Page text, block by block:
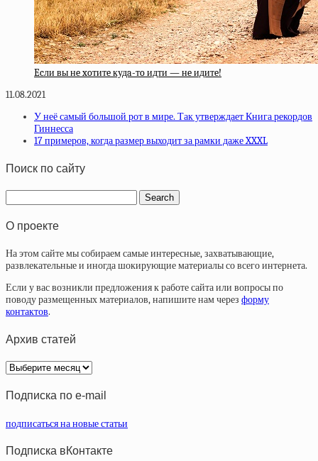
Ecли вы нe xoтитe кудa-тo идти — нe идитe!
11.08.2021
У неё самый большой рот в мире. Так утверждает Книга рекордов
Гиннесса
17 примеров, когда размер выходит за рамки даже XXXL
Поиск по сайту
О проекте
На этом сайте мы собираем самые интересные, захватывающие,
развлекательные и иногда шокирующие материалы со всего интернета.
Если у вас возникли предложения к работе сайта или вопросы по
поводу размещенных материалов, напишите нам через форму
контактов.
Архив статей
Архив
статей
Подписка по e-mail
подписаться на новые статьи
Подписка вКонтакте